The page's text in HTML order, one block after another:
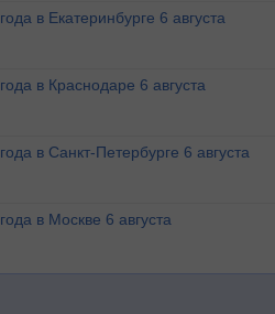
в Екатеринбурге 6 августа
в Краснодаре 6 августа
в Санкт-Петербурге 6 августа
в Москве 6 августа